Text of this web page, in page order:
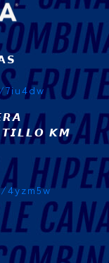
𝙆𝙈